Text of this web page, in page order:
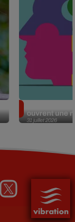
31 juillet 2026
ouvrent une